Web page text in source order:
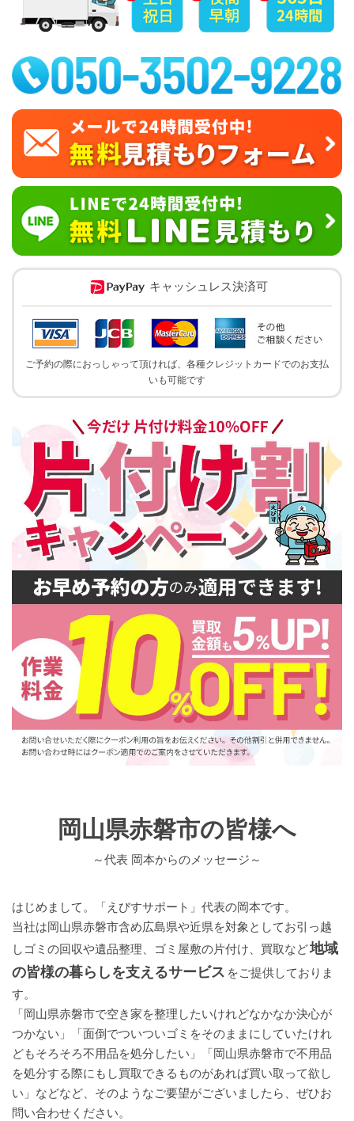
キャッシュレス決済可
ご予約の際におっしゃって頂ければ、各種クレジットカードでのお支払
いも可能です
岡山県赤磐市の皆様へ
～代表 岡本からのメッセージ～
はじめまして。「えびすサポート」代表の岡本です。
当社は岡山県赤磐市含め広島県や近県を対象としてお引っ越
しゴミの回収や遺品整理、ゴミ屋敷の片付け、買取など地域
の皆様の暮らしを支えるサービス をご提供しておりま
す。
「岡山県赤磐市で空き家を整理したいけれどなかなか決心が
つかない」「面倒でついついゴミをそのままにしていたけれ
どもそろそろ不用品を処分したい」「岡山県赤磐市で不用品
を処分する際にもし買取できるものがあれば買い取って欲し
い」などなど、そのようなご要望がございましたら、ぜひお
問い合わせください。